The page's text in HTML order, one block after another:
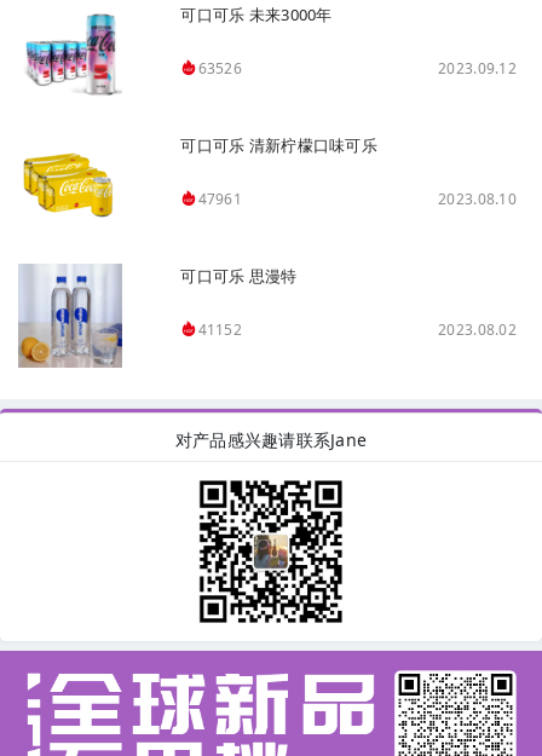
可口可乐 未来3000年
63526 2023.09.12
可口可乐 清新柠檬口味可乐
47961 2023.08.10
可口可乐 思漫特
41152 2023.08.02
对产品感兴趣请联系Jane